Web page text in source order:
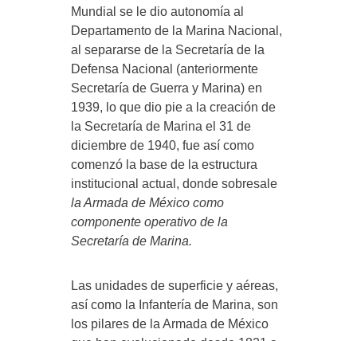
Mundial se le dio autonomía al
Departamento de la Marina Nacional,
al separarse de la Secretaría de la
Defensa Nacional (anteriormente
Secretaría de Guerra y Marina) en
1939, lo que dio pie a la creación de
la Secretaría de Marina el 31 de
diciembre de 1940, fue así como
comenzó la base de la estructura
institucional actual, donde sobresale
la Armada de México como
componente operativo de la
Secretaría de Marina.
Las unidades de superficie y aéreas,
así como la Infantería de Marina, son
los pilares de la Armada de México